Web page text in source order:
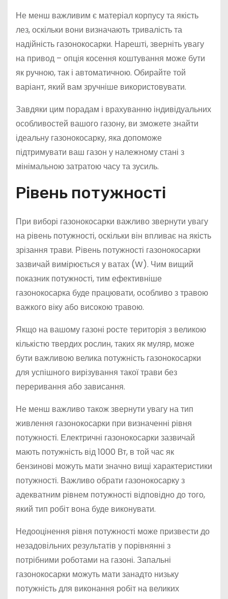
Не менш важливим є матеріал корпусу та якість
лез, оскільки вони визначають тривалість та
надійність газонокосарки. Нарешті, зверніть увагу
на привод – опція косення коштування може бути
як ручною, так і автоматичною. Обирайте той
варіант, який вам зручніше використовувати.
Завдяки цим порадам і врахуванню індивідуальних
особливостей вашого газону, ви зможете знайти
ідеальну газонокосарку, яка допоможе
підтримувати ваш газон у належному стані з
мінімальною затратою часу та зусиль.
Рівень потужності
При виборі газонокосарки важливо звернути увагу
на рівень потужності, оскільки він впливає на якість
зрізання трави. Рівень потужності газонокосарки
зазвичай вимірюється у ватах (W). Чим вищий
показник потужності, тим ефективніше
газонокосарка буде працювати, особливо з травою
важкого віку або високою травою.
Якщо на вашому газоні росте територія з великою
кількістю твердих рослин, таких як муляр, може
бути важливою велика потужність газонокосарки
для успішного вирізування такої трави без
переривання або зависання.
Не менш важливо також звернути увагу на тип
живлення газонокосарки при визначенні рівня
потужності. Електричні газонокосарки зазвичай
мають потужність від 1000 Вт, в той час як
бензинові можуть мати значно вищі характеристики
потужності. Важливо обрати газонокосарку з
адекватним рівнем потужності відповідно до того,
який тип робіт вона буде виконувати.
Недооцінення рівня потужності може призвести до
незадовільних результатів у порівнянні з
потрібними роботами на газоні. Запальні
газонокосарки можуть мати занадто низьку
потужність для виконання робіт на великих